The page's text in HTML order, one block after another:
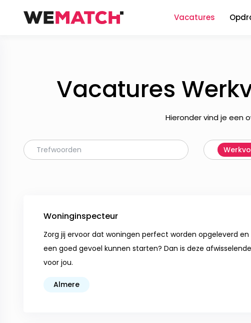
Vacatures
Vacatures
Hieronder vind je een
Woninginspecteur
Zorg jij ervoor dat woningen perfect worden opgeleverd
een goed gevoel kunnen starten? Dan is deze
voor jou.
Almere